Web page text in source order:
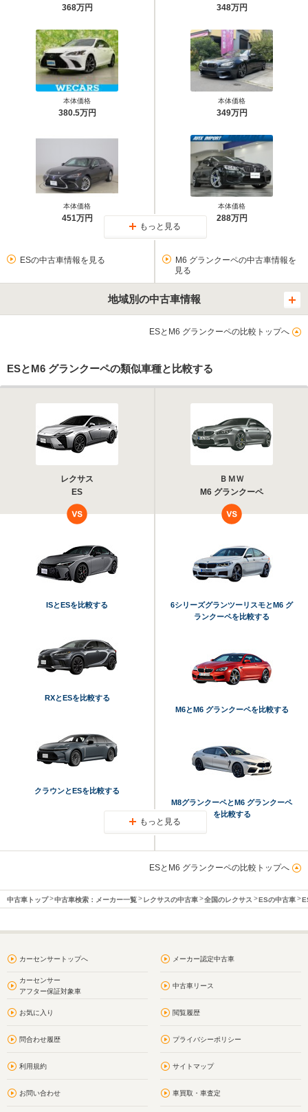
368万円
本体価格
380.5万円
本体価格
451万円
348万円
本体価格
349万円
本体価格
288万円
もっと見る
ESの中古車情報を見る
M6 グランクーペの中古車情報を
見る
地域別の中古車情報
ESとM6 グランクーペの比較トップへ
ESとM6 グランクーペの類似車種と比較する
レクサス
ES
ＢＭＷ
M6 グランクーペ
ISとESを比較する
RXとESを比較する
クラウンとESを比較する
6シリーズグランツーリスモとM6 グ
ランクーペを比較する
M6とM6 グランクーペを比較する
M8グランクーペとM6 グランクーペ
を比較する
もっと見る
ESとM6 グランクーペの比較トップへ
中古車トップ 中古車検索：メーカー一覧 レクサスの中古車 全国のレクサス ESの中古車
カーセンサートップへ メーカー認定中古車
カーセンサー
アフター保証対象車
中古車リース
お気に入り 閲覧履歴
問合わせ履歴 プライバシーポリシー
利用規約 サイトマップ
お問い合わせ 車買取・車査定